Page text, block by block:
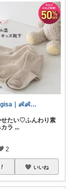
👩nagisa｜👶👶1歳・0歳
せたい♡ふんわり素
ラ ...
2
いいね